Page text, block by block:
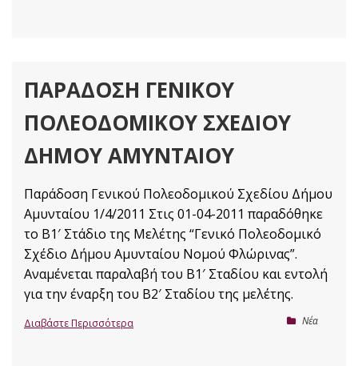
ΠΑΡΆΔΟΣΗ ΓΕΝΙΚΟΎ
ΠΟΛΕΟΔΟΜΙΚΟΎ ΣΧΕΔΊΟΥ
ΔΉΜΟΥ ΑΜΥΝΤΑΊΟΥ
Παράδοση Γενικού Πολεοδομικού Σχεδίου Δήμου
Αμυνταίου 1/4/2011 Στις 01-04-2011 παραδόθηκε
το Β1′ Στάδιο της Μελέτης “Γενικό Πολεοδομικό
Σχέδιο Δήμου Αμυνταίου Νομού Φλώρινας”.
Αναμένεται παραλαβή του Β1′ Σταδίου και εντολή
για την έναρξη του Β2′ Σταδίου της μελέτης.
Nέα
Διαβάστε Περισσότερα